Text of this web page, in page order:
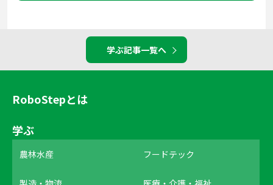
学ぶ記事一覧へ
RoboStepとは
学ぶ
農林水産 フードテック